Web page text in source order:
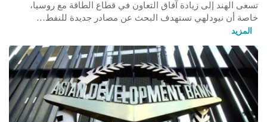
تسعى الهند إلى زيادة آفاق التعاون في قطاع الطاقة مع روسيا،
خاصة أن نيودلهي تستهدف البحث عن مصادر جديدة للنفط…
المزيد